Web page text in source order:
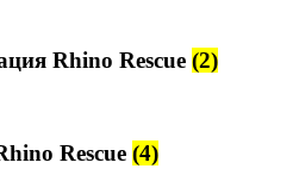
Rhino Rescue (2)
Rescue (4)